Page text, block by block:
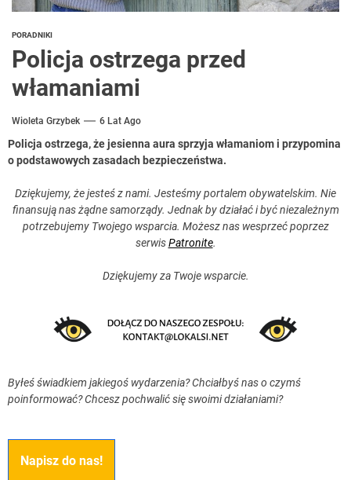
PORADNIKI
Policja ostrzega przed
włamaniami
Wioleta Grzybek 6 Lat Ago
Policja ostrzega, że jesienna aura sprzyja włamaniom i przypomina
o podstawowych zasadach bezpieczeństwa.
Dziękujemy, że jesteś z nami. Jesteśmy portalem obywatelskim. Nie
finansują nas żądne samorządy. Jednak by działać i być niezależnym
potrzebujemy Twojego wsparcia. Możesz nas wesprzeć poprzez
serwisPatronite.
Dziękujemy za Twoje wsparcie.
Byłeś świadkiem jakiegoś wydarzenia? Chciałbyś nas o czymś
poinformować? Chcesz pochwalić się swoimi działaniami?
Napisz do nas!